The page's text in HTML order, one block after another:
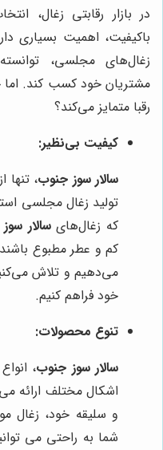
در بازار رقابتی زغال،
باکیفیت، اهمیت بسیاری
زغال‌های مجلسی،
مشتریان خود کسب کند.
رقبا متمایز می‌کند؟
کیفیت بی‌نظیر:
سالار سوز جنوب،
تولید زغال مجلسی
که زغال‌هایسالار
کم و عطر مطبوع
می‌دهیم و تلاش
خود فراهم کنیم.
تنوع محصولات:
سالار سوز جنوب،
اشکال مختلف ارائه
و سلیقه خود، زغال
شما به راحتی می